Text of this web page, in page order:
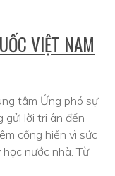
VIỆT NAM
tâm Ứng phó sự
gửi lời tri ân đến
cống hiến vì sức
nước nhà. Từ